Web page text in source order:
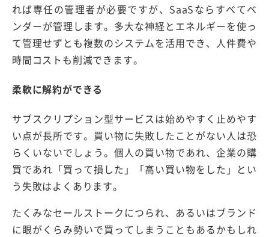
れば専任の管理者が必要ですが、SaaSならすべてベ
ンダーが管理します。多大な神経とエネルギーを使っ
て管理せずとも複数のシステムを活用でき、人件費や
時間コストも削減できます。
柔軟に解約ができる
サブスクリプション型サービスは始めやすく止めやす
い点が長所です。買い物に失敗したことがない人は恐
らくいないでしょう。個人の買い物であれ、企業の購
買であれ「買って損した」「高い買い物をした」とい
う失敗はよくあります。
たくみなセールストークにつられ、あるいはブランド
に眼がくらみ勢いで買ってしまうこともあるかもしれ